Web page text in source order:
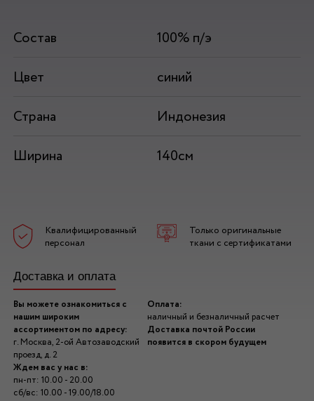
Состав
100% п/э
Цвет
синий
Страна
Индонезия
Ширина
140см
Квалифицированный
персонал
Только оригинальные
ткани с сертификатами
Доставка и оплата
Вы можете ознакомиться с
нашим широким
ассортиментом по адресу:
г. Москва, 2-ой Автозаводский
проезд, д. 2
Ждем вас у нас в:
пн-пт: 10.00 - 20.00
сб/вс: 10.00 - 19.00/18.00
Оплата:
наличный и безналичный расчет
Доставка почтой России
появится в скором будущем